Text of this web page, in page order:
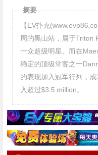
摘要
【EV扑克
周的黑山站，属于Triton
一众超级明星。而在
稳定的顶级常客之一
的表现加入冠军行列，
入超过$3.5 million。